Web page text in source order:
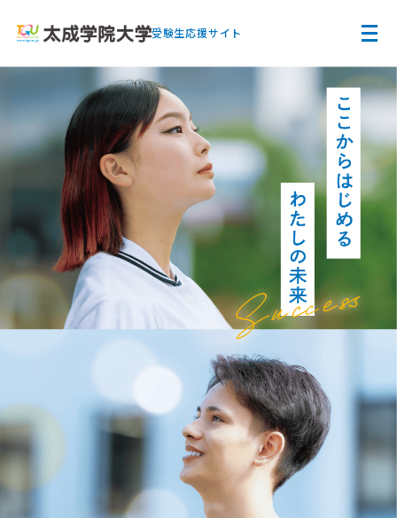
受験生応援サイト